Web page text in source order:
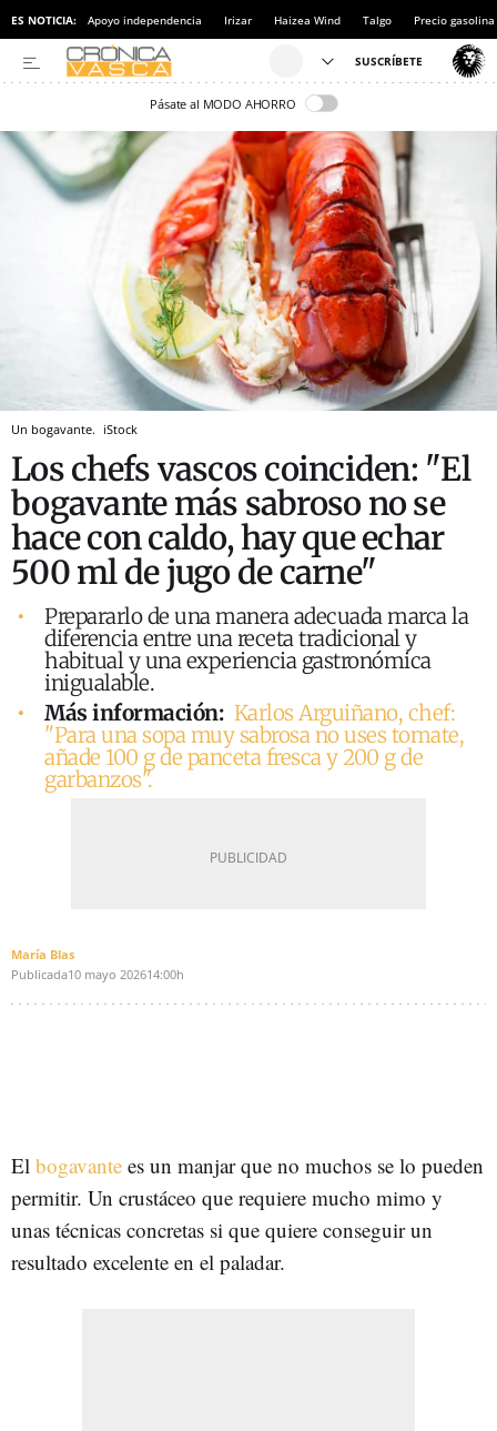
ES NOTICIA: Apoyo independencia Irizar Haizea Wind Talgo Precio gasolina
Pásate al MODO AHORRO
Un bogavante. iStock
Los chefs vascos coinciden: "El
bogavante más sabroso no se
hace con caldo, hay que echar
500 ml de jugo de carne"
Prepararlo de una manera adecuada marca la
diferencia entre una receta tradicional y
habitual y una experiencia gastronómica
inigualable.
Más información: Karlos Arguiñano, chef:
"Para una sopa muy sabrosa no uses tomate,
añade 100 g de panceta fresca y 200 g de
garbanzos".
María Blas
Publicada10 mayo 202614:00h
El bogavante es un manjar que no muchos se lo pueden
permitir. Un crustáceo que requiere mucho mimo y
unas técnicas concretas si que quiere conseguir un
resultado excelente en el paladar.